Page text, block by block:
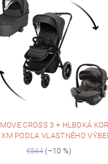
CROSS 3 + HLBOKÁ
PODĽA VLASTNÉHO
€844 (–10 %)